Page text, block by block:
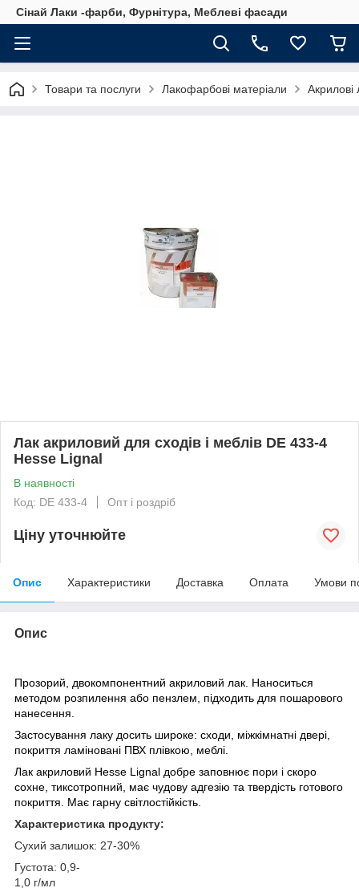
Сінай Лаки -фарби, Фурнітура, Меблеві фасади
Товари та послуги Лакофарбові матеріали Акрилові
Лак акриловий для сходів і меблів DE 433-4
Hesse Lignal
В наявності
Код: DE 433-4
Опт і роздріб
Ціну уточнюйте
Опис Характеристики Доставка Оплата Умови
Опис
Прозорий, двокомпонентний акриловий лак. Наноситься
методом розпилення або пензлем, підходить для пошарового
нанесення.
Застосування лаку досить широке: сходи, міжкімнатні двері,
покриття ламіновані ПВХ плівкою, меблі.
Лак акриловий Hesse Lignal добре заповнює пори і скоро
сохне, тиксотропний, має чудову адгезію та твердість готового
покриття. Має гарну світлостійкість.
Характеристика продукту:
Сухий залишок: 27-30%
Густота: 0,9-
1,0 г/мл